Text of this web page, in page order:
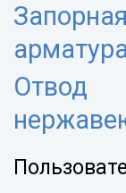
Запорная
Отвод